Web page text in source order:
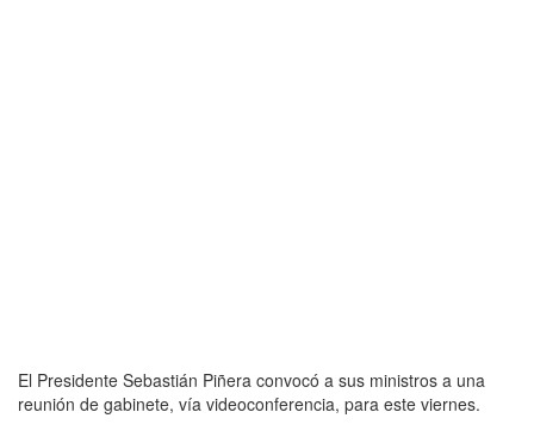
El Presidente Sebastián Piñera convocó a sus ministros a una
reunión de gabinete, vía videoconferencia, para este viernes.